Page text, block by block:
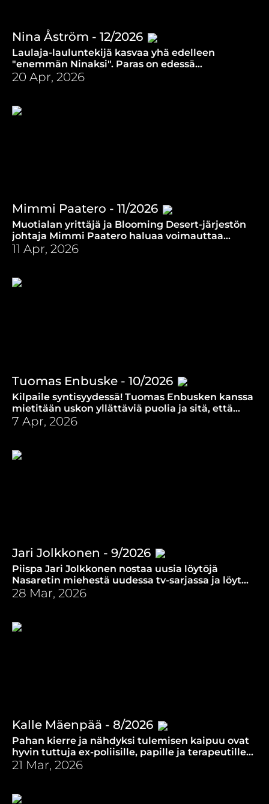
Nina Åström - 12/2026
Laulaja-lauluntekijä kasvaa yhä edelleen
"enemmän Ninaksi". Paras on edessä
musiikillisesti ja hengellisesti, Jumalallisen
inspiraation avulla.
20 Apr, 2026
Mimmi Paatero - 11/2026
Muotialan yrittäjä ja Blooming Desert-järjestön
johtaja Mimmi Paatero haluaa voimauttaa
naisia Jumalan, värien ja suurien unelmien
kanssa.
11 Apr, 2026
Tuomas Enbuske - 10/2026
Kilpaile syntisyydessä! Tuomas Enbusken kanssa
mietitään uskon yllättäviä puolia ja sitä, että
onko häpeä tarpeellista?
7 Apr, 2026
Jari Jolkkonen - 9/2026
Piispa Jari Jolkkonen nostaa uusia löytöjä
Nasaretin miehestä uudessa tv-sarjassa ja löytää
samalla jotain uutta itsestään.
28 Mar, 2026
Kalle Mäenpää - 8/2026
Pahan kierre ja nähdyksi tulemisen kaipuu ovat
hyvin tuttuja ex-poliisille, papille ja terapeutille
Kalle Mäenpäälle.
21 Mar, 2026